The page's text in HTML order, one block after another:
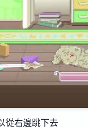
從右邊跳下去